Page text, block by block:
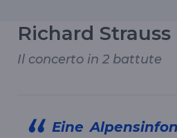
Richard Strauss
Il concerto in 2 battute
Eine Alpensinfonie è un viaggio